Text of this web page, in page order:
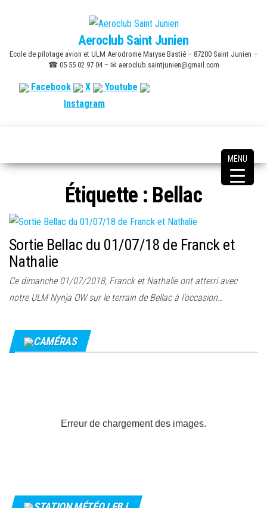
content
Aeroclub Saint Junien
Ecole de pilotage avion et ULM Aerodrome Maryse Bastié – 87200 Saint Junien –
☎ 05 55 02 97 04 – ✉ aeroclub.saintjunien@gmail.com
Facebook X
Youtube
Instagram
Étiquette : Bellac
Sortie Bellac du 01/07/18 de Franck et
Nathalie
Ce dimanche 01/07/2018, Franck et Nathalie ont atterri avec
notre ULM Nynja OW sur le terrain de Bellac à l’occasion…
CAMÉRAS
Erreur de chargement des images.
MENU